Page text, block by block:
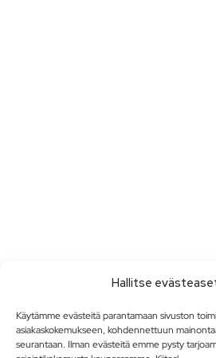
Hallitse
Käytämme evästeitä parantamaan sivuston
asiakaskokemukseen, kohdennettuun
seurantaan. Ilman evästeitä emme pysty